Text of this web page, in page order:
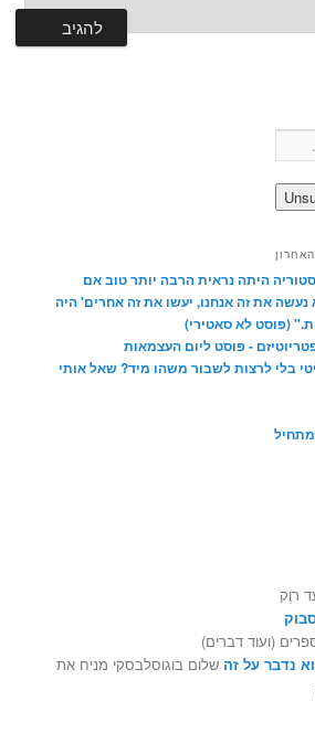
היתה נראית הרבה יותר טוב אם
את זה אנחנו, יעשו את זה אחרים' היה
(פוסט לא סאטירי)
- פוסט ליום העצמאות
בלי לרצות לשבור משהו מיד? שאל אותי
רוֶק
(ועוד דברים)
נדבר על זה שלום בוגוסלבסקי מניח את